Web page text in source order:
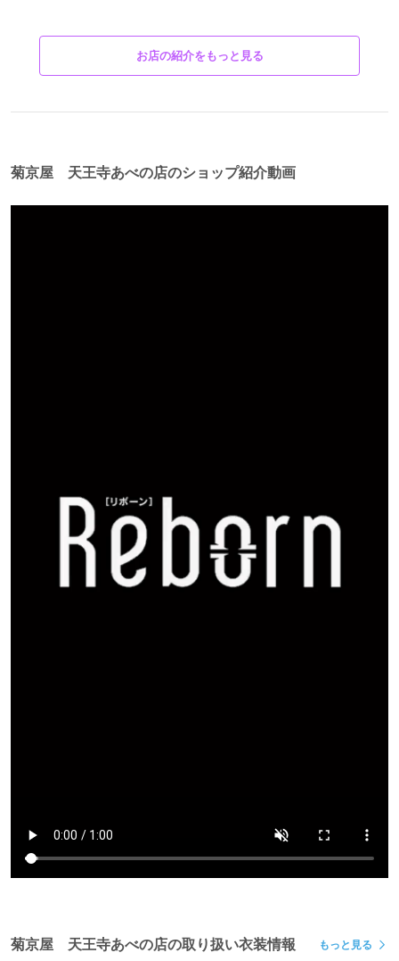
お店の紹介をもっと見る
菊京屋 天王寺あべの店のショップ紹介動画
菊京屋 天王寺あべの店の取り扱い衣装情報 もっと見る